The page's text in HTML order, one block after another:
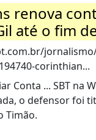
renova
até o fim
corinthian...
Conta ... SBT na
o defensor foi
Timão.